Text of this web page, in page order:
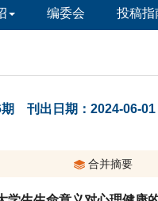
期 刊出日期：2024-06-01